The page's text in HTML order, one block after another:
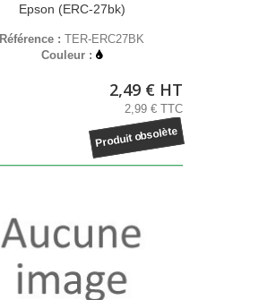
Epson (ERC-27bk)
Référence : TER-ERC27BK
Couleur :
2,49 € HT
2,99 € TTC
Produit obsolète